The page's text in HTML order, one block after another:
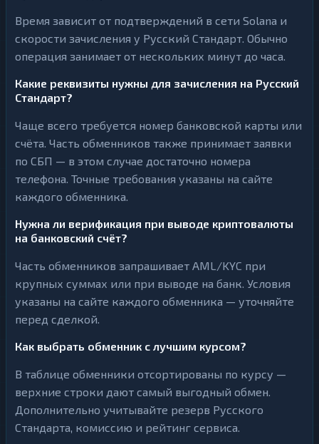
Время зависит от подтверждений в сети Solana и
скорости зачисления у Русский Стандарт. Обычно
операция занимает от нескольких минут до часа.
Какие реквизиты нужны для зачисления на Русский
Стандарт?
Чаще всего требуется номер банковской карты или
счёта. Часть обменников также принимает заявки
по СБП — в этом случае достаточно номера
телефона. Точные требования указаны на сайте
каждого обменника.
Нужна ли верификация при выводе криптовалюты
на банковский счёт?
Часть обменников запрашивает AML/KYC при
крупных суммах или при выводе на банк. Условия
указаны на сайте каждого обменника — уточняйте
перед сделкой.
Как выбрать обменник с лучшим курсом?
В таблице обменники отсортированы по курсу —
верхние строки дают самый выгодный обмен.
Дополнительно учитывайте резерв Русского
Стандарта, комиссию и рейтинг сервиса.